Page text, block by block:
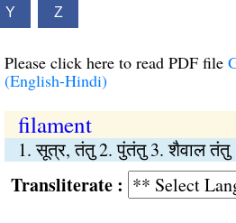
Y Z
Please click here to read PDF file
(English-Hindi)
filament
1. सूत्र, तंतु 2. पुंतंतु 3. शैवाल तंतु
: